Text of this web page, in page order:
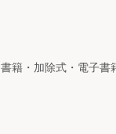
籍・加除式・電子書